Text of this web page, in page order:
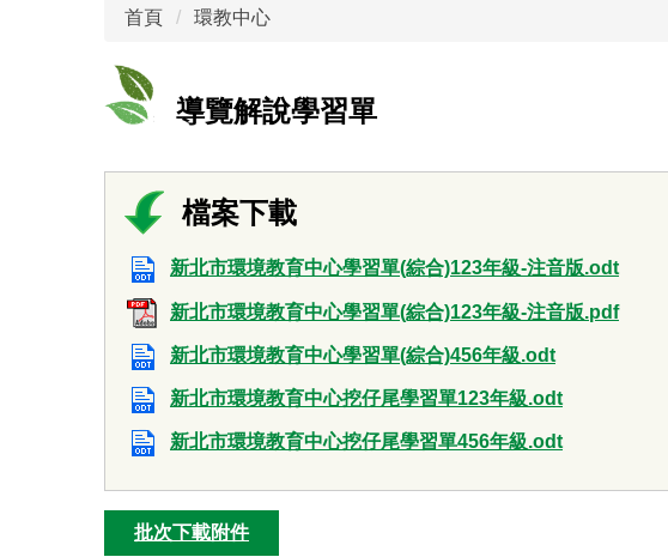
首頁
環教中心
導覽解說學習單
新北市環境教育中心學習單(綜合)123年級-注音版.odt
新北市環境教育中心學習單(綜合)123年級-注音版.pdf
新北市環境教育中心學習單(綜合)456年級.odt
新北市環境教育中心挖仔尾學習單123年級.odt
新北市環境教育中心挖仔尾學習單456年級.odt
批次下載附件